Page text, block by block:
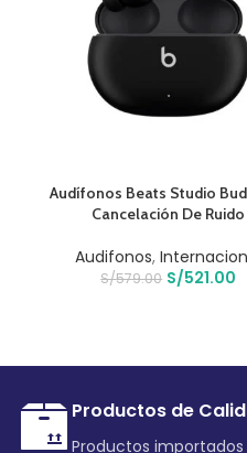
AÑADIR AL CARRITO
Audífonos Beats Studio
Cancelación De Ruido
Audifonos,
S/579.00 S/521.00
Productos de
Productos importados